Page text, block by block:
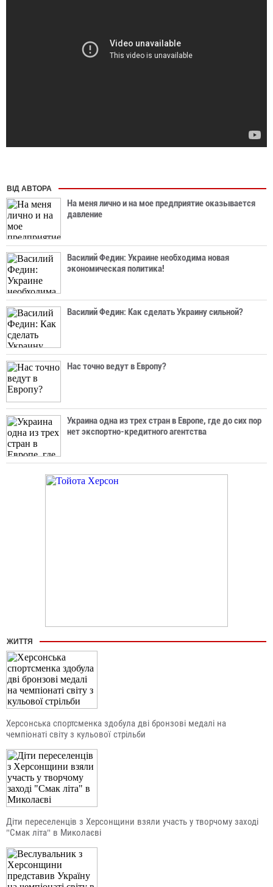
ВІД АВТОРА
На меня лично и на мое предприятие оказывается
давление
Василий Федин: Украине необходима новая
экономическая политика!
Василий Федин: Как сделать Украину сильной?
Нас точно ведут в Европу?
Украина одна из трех стран в Европе, где до сих пор
нет экспортно-кредитного агентства
ЖИТТЯ
Херсонська спортсменка здобула дві бронзові медалі на
чемпіонаті світу з кульової стрільби
Діти переселенців з Херсонщини взяли участь у творчому заході
"Смак літа" в Миколаєві